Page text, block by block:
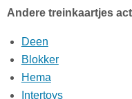
Andere treinkaartjes
Deen
Blokker
Hema
Intertoys